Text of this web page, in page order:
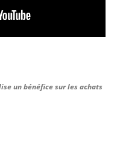
un bénéfice sur les achats